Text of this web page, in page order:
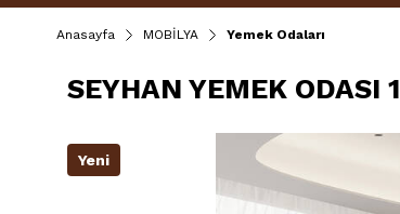
Anasayfa MOBİLYA Yemek Odaları
SEYHAN YEMEK ODASI 1
Yeni